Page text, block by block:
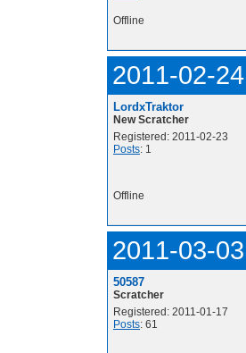
Offline
2011-02-
LordxTraktor
New Scratcher
Registered: 2011-02-23
Posts: 1
Offline
2011-03-
50587
Scratcher
Registered: 2011-01-17
Posts: 61